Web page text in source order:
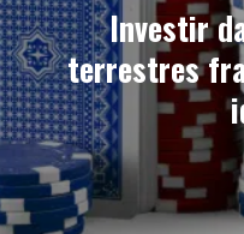
Investir
terrestres